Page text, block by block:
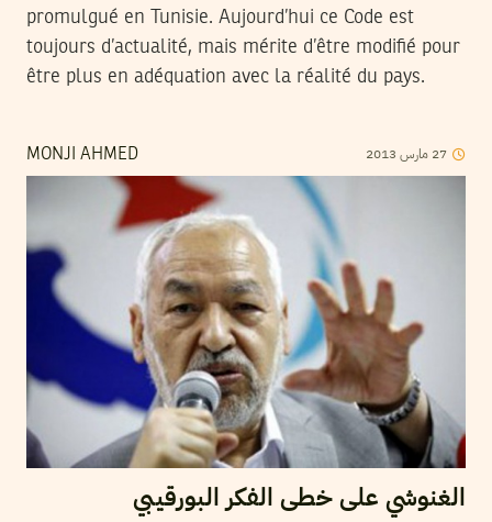
promulgué en Tunisie. Aujourd’hui ce Code est
toujours d’actualité, mais mérite d’être modifié pour
être plus en adéquation avec la réalité du pays.
MONJI AHMED 27 مارس 2013
الغنوشي على خطى الفكر البورقيبي